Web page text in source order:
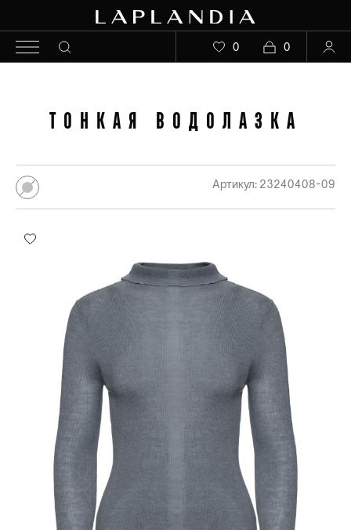
0 0
ТОНКАЯ ВОДОЛАЗКА
Артикул: 23240408-09